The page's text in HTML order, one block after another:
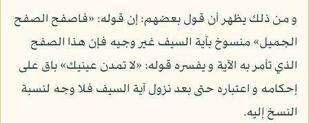
و من ذلك يظهر أن قول بعضهم: إن قوله: «فاصفح الصفح
الجميل» منسوخ بآية السيف غير وجيه فإن هذا الصفح
الذي تأمر به الآية و يفسره قوله: «لا تمدن عينيك» باق على
إحكامه و اعتباره حتى بعد نزول آية السيف فلا وجه لنسبة
النسخ إليه.